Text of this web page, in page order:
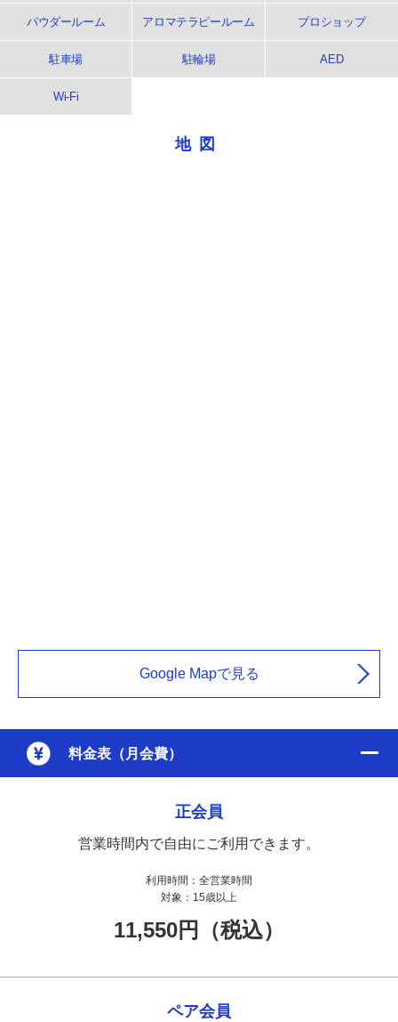
パウダールーム アロマテラピールーム プロショップ
駐車場 駐輪場 AED
Wi-Fi
地図
Google Mapで見る
料金表（月会費）
正会員
営業時間内で自由にご利用できます。
利用時間： 全営業時間
対象： 15歳以上
11,550円（税込）
ペア会員